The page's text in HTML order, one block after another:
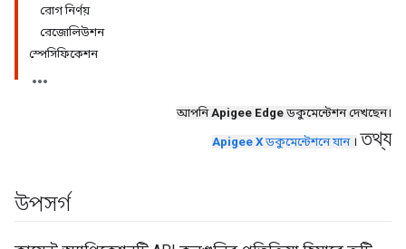
রোগ নির্ণয়
রেজোলিউশন
স্পেসিফিকেশন
আপনিApigee Edge ডকুমেন্টেশন দেখছেন।
Apigee X ডকুমেন্টেশনে যান। তথ্য
উপসর্গ